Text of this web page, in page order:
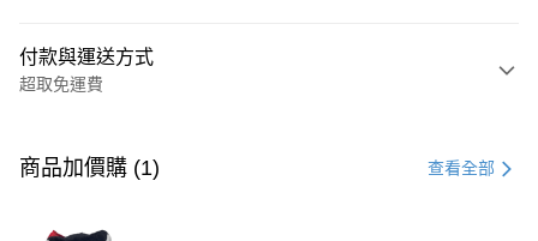
付款與運送方式
超取免運費
信用卡一次付款
商品加價購 (1) 查看全部